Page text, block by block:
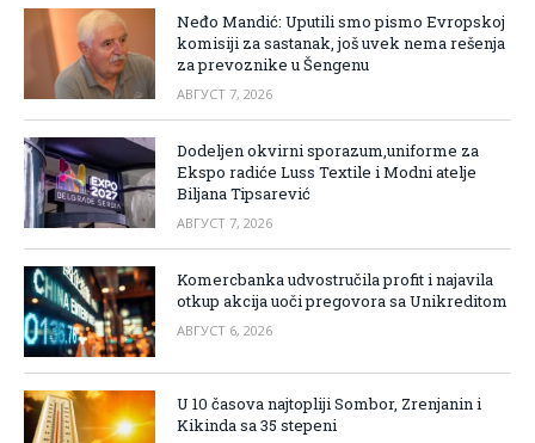
Neđo Mandić: Uputili smo pismo Evropskoj
komisiji za sastanak, još uvek nema rešenja
za prevoznike u Šengenu
АВГУСТ 7, 2026
Dodeljen okvirni sporazum,uniforme za
Ekspo radiće Luss Textile i Modni atelje
Biljana Tipsarević
АВГУСТ 7, 2026
Komercbanka udvostručila profit i najavila
otkup akcija uoči pregovora sa Unikreditom
АВГУСТ 6, 2026
U 10 časova najtopliji Sombor, Zrenjanin i
Kikinda sa 35 stepeni